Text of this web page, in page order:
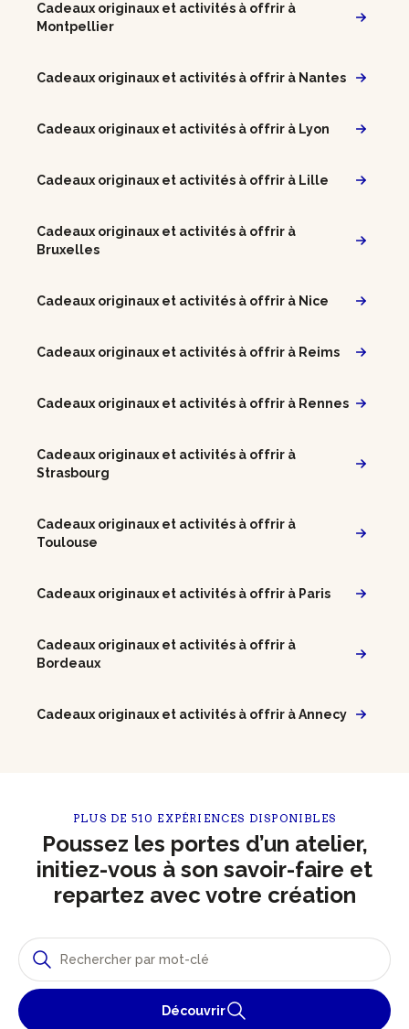
Cadeaux originaux et activités à offrir à
Montpellier
Cadeaux originaux et activités à offrir à Nantes
Cadeaux originaux et activités à offrir à Lyon
Cadeaux originaux et activités à offrir à Lille
Cadeaux originaux et activités à offrir à
Bruxelles
Cadeaux originaux et activités à offrir à Nice
Cadeaux originaux et activités à offrir à Reims
Cadeaux originaux et activités à offrir à Rennes
Cadeaux originaux et activités à offrir à
Strasbourg
Cadeaux originaux et activités à offrir à
Toulouse
Cadeaux originaux et activités à offrir à Paris
Cadeaux originaux et activités à offrir à
Bordeaux
Cadeaux originaux et activités à offrir à Annecy
PLUS DE 510 EXPÉRIENCES DISPONIBLES
Poussez les portes d’un atelier,
initiez-vous à son savoir-faire et
repartez avec votre création
Découvrir